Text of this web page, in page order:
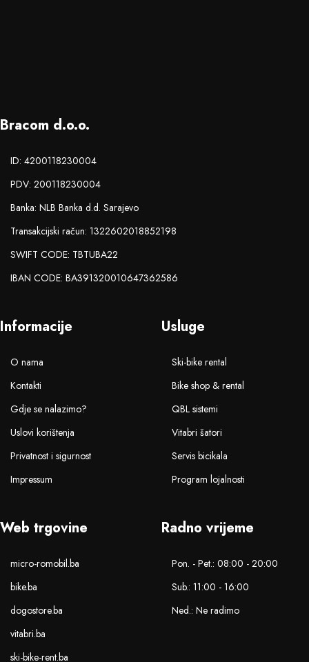
Bracom d.o.o.
ID: 4200118230004
PDV: 200118230004
Banka: NLB Banka d.d. Sarajevo
Transakcijski račun: 1322602018852198
SWIFT CODE: TBTUBA22
IBAN CODE: BA391320010647362586
Informacije
O nama
Kontakti
Gdje se nalazimo?
Uslovi korištenja
Privatnost i sigurnost
Impressum
Usluge
Ski-bike rental
Bike shop & rental
QBL sistemi
Vitabri šatori
Servis bicikala
Program lojalnosti
Web trgovine
micro-romobil.ba
bike.ba
dogostore.ba
vitabri.ba
ski-bike-rent.ba
Radno vrijeme
Pon. - Pet.: 08:00 - 20:00
Sub.: 11:00 - 16:00
Ned.: Ne radimo